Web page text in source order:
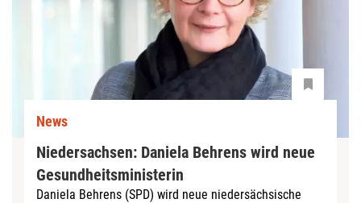
News
Niedersachsen: Daniela Behrens wird neue
Gesundheitsministerin
Daniela Behrens (SPD) wird neue niedersächsische